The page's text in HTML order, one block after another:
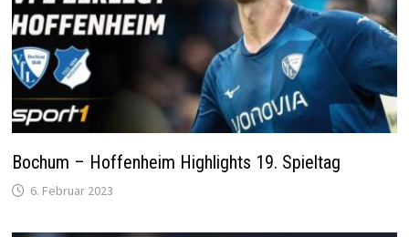
Bochum – Hoffenheim Highlights 19. Spieltag
6. Februar 2023